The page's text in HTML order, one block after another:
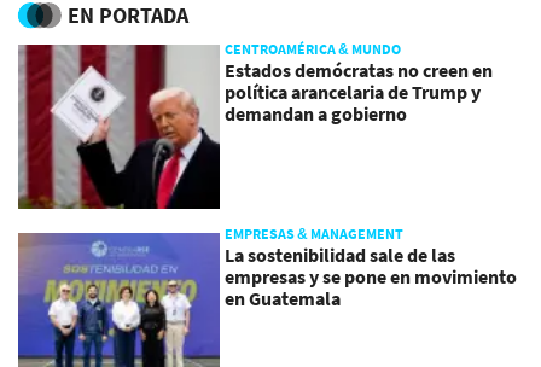
EN PORTADA
CENTROAMÉRICA & MUNDO
Estados demócratas no creen en
política arancelaria de Trump y
demandan a gobierno
EMPRESAS & MANAGEMENT
La sostenibilidad sale de las
empresas y se pone en movimiento
en Guatemala